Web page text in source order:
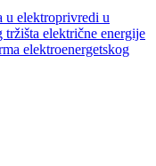
u elektroprivredi u
električne energije
elektroenergetskog